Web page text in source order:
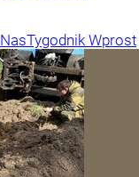
Tygodnik Wprost